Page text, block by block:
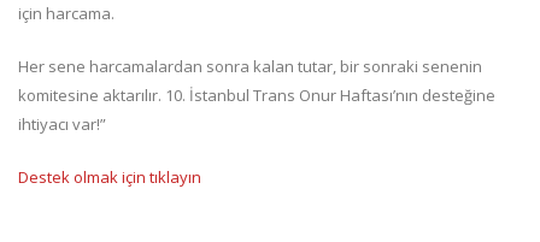
için harcama.
Her sene harcamalardan sonra kalan tutar, bir sonraki senenin
komitesine aktarılır. 10. İstanbul Trans Onur Haftası’nın desteğine
ihtiyacı var!”
Destek olmak için tıklayın